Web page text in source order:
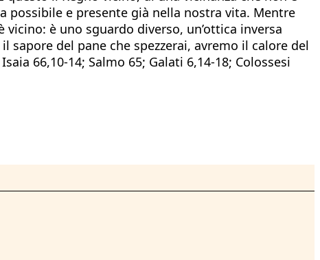
possibile e presente già nella nostra vita. Mentre
è uno sguardo diverso, un’ottica inversa
sapore del pane che spezzerai, avremo il calore del
66,10-14; Salmo 65; Galati 6,14-18; Colossesi